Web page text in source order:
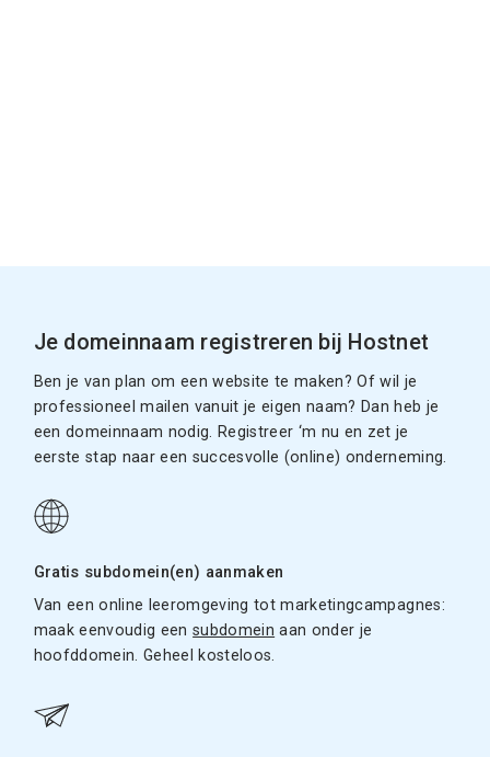
Je domeinnaam registreren bij Hostnet
Ben je van plan om een website te maken? Of wil je
professioneel mailen vanuit je eigen naam? Dan heb je
een domeinnaam nodig. Registreer ‘m nu en zet je
eerste stap naar een succesvolle (online) onderneming.
Gratis subdomein(en) aanmaken
Van een online leeromgeving tot marketingcampagnes:
maak eenvoudig eensubdomein aan onder je
hoofddomein. Geheel kosteloos.